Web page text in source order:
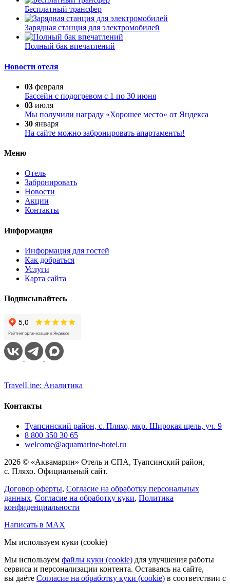
Бесплатный трансфер
Зарядная станция для электромобилей
Полный бак впечатлений
Новости отеля
03 февраля
Бассейн с подогревом с 1 по 30 июня
03 июля
Мы получили награду «Хорошее место» от Яндекса
30 января
На сайте можно забронировать апартаменты!
Меню
Отель
Забронировать
Новости
Акции
Контакты
Информация
Информация для гостей
Как добраться
Услуги
Карта сайта
Подписывайтесь
TravelLine: Аналитика
Контакты
Туапсинский район, с. Пляхо, мкр. Широкая щель, уч. 9
8 800 350 30 65
welcome@aquamarine-hotel.ru
2026 © «Аквамарин» Отель и СПА, Туапсинский район,
с. Пляхо. Официальный сайт.
Договор оферты, Согласие на обработку персональных
данных, Согласие на обработку куки, Политика
конфиденциальности
Написать в MAX
Мы используем куки (cookie)
Мы используем файлы куки (cookie) для улучшения работы
сервиса и персонализации контента. Оставаясь на сайте,
вы даёте Согласие на обработку куки (cookie) в соответствии с